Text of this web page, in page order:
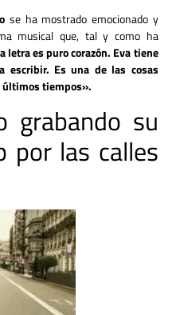
se ha mostrado emocionado y
musical que, tal y como ha
letra es puro corazón. Eva tiene
escribir. Es una de las cosas
últimos tiempos».
grabando su
por las calles